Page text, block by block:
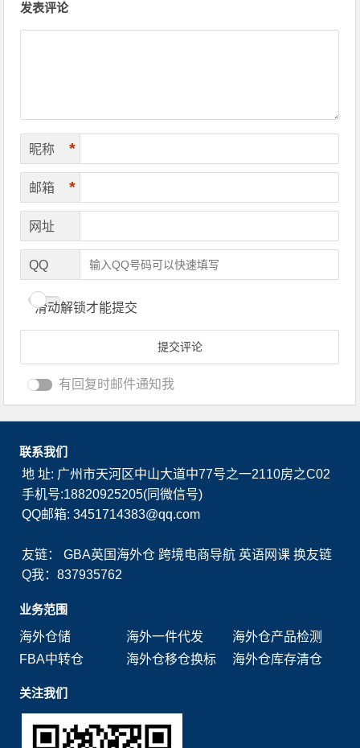
发表评论
昵称 *
邮箱 *
网址
QQ
滑动解锁才能提交
有回复时邮件通知我
联系我们
地 址: 广州市天河区中山大道中77号之一2110房之C02
手机号:18820925205(同微信号)
QQ邮箱: 3451714383@qq.com
友链：GBA英国海外仓 跨境电商导航 英语网课 换友链
Q我：837935762
业务范围
海外仓储
海外一件代发
海外仓产品检测
FBA中转仓
海外仓移仓换标 海外仓库存清仓
关注我们